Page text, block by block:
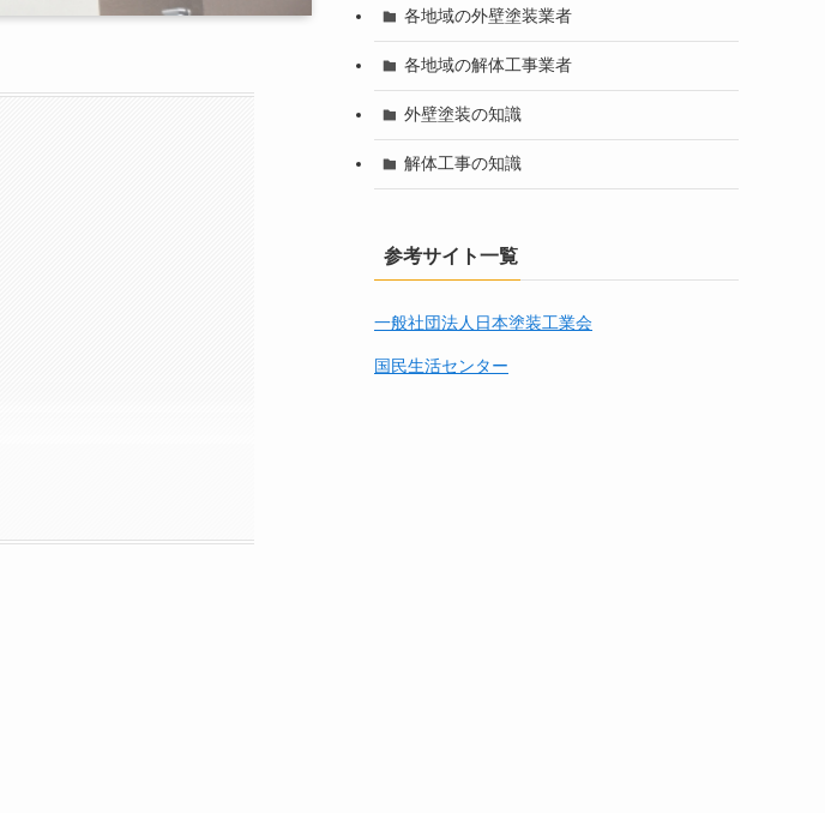
各地域の外壁塗装業者
各地域の解体工事業者
外壁塗装の知識
解体工事の知識
参考サイト一覧
一般社団法人日本塗装工業会
国民生活センター